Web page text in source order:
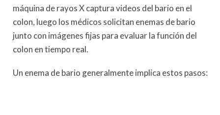
máquina de rayos X captura videos del bario en el
colon, luego los médicos solicitan enemas de bario
junto con imágenes fijas para evaluar la función del
colon en tiempo real.
Un enema de bario generalmente implica estos pasos: